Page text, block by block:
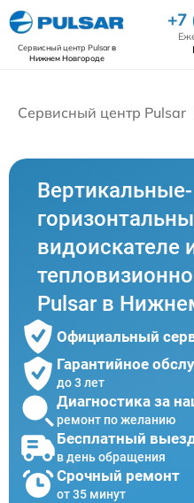
Сервисный центр Pulsarв
Нижнем Новгороде
+7
Сервисный центр Pulsar
Вертикальные-
видоискателе
Pulsar в
Официальный
Гарантийное
до 3 лет
Диагностика за
ремонт по желанию
Бесплатный
в день обращения
Срочный ремонт
от 35 минут